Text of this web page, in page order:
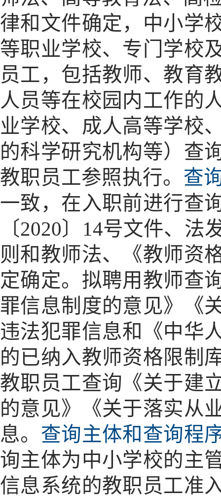
律和文件确定，中小学
等职业学校、专门学校
员工，包括教师、教育
人员等在校园内工作的
业学校、成人高等学校
的科学研究机构等）查
教职员工参照执行。 查
一致，在入职前进行查
〔2020〕14号文件、法
则和教师法、《教师资
定确定。拟聘用教师查
罪信息制度的意见》《
违法犯罪信息和《中华
的已纳入教师资格限制
教职员工查询《关于建
的意见》《关于落实从
息。 查询主体和查询程
询主体为中小学校的主
信息系统的教职员工准